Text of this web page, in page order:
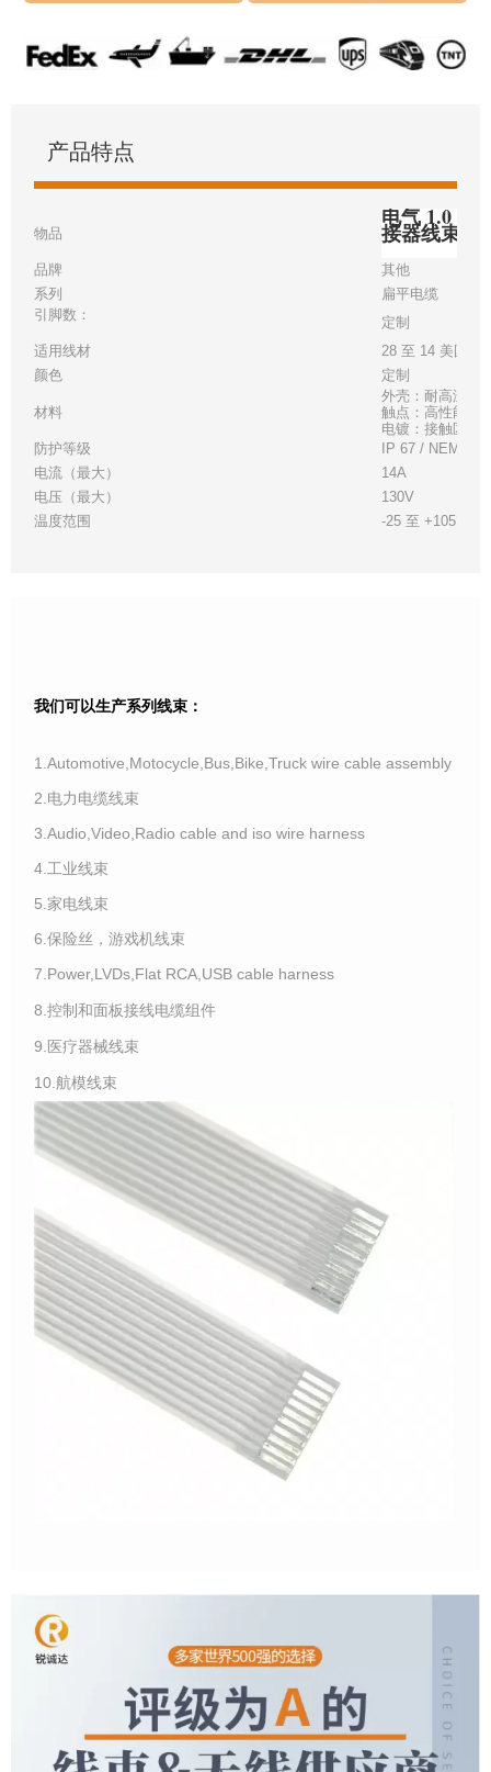
产品特点
物品
电气 1.0 毫
接器线束
品牌
其他
系列
扁平电缆
引脚数：
定制
适用线材
28 至 14 美国线
颜色
定制
材料
外壳：耐高温白
触点：高性能铜
电镀：接触区 -
防护等级
IP 67 / NEMA 6P
电流（最大）
14A
电压（最大）
130V
温度范围
-25 至 +105°C
我们可以生产系列线束：
1.Automotive,Motocycle,Bus,Bike,Truck wire cable assembly
2.电力电缆线束
3.Audio,Video,Radio cable and iso wire harness
4.工业线束
5.家电线束
6.保险丝，游戏机线束
7.Power,LVDs,Flat RCA,USB cable harness
8.控制和面板接线电缆组件
9.医疗器械线束
10.航模线束